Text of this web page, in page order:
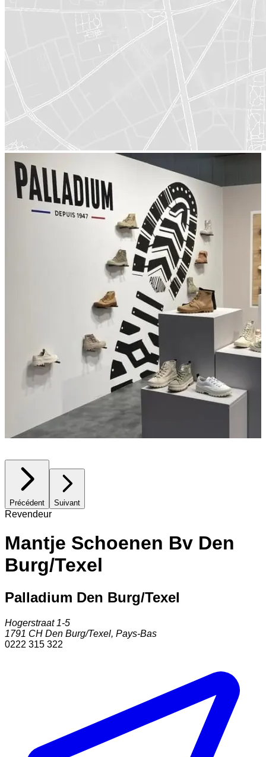
Précédent Suivant
Revendeur
Mantje Schoenen Bv Den
Burg/Texel
Palladium Den Burg/Texel
Hogerstraat 1-5
1791 CH Den Burg/Texel, Pays-Bas
0222 315 322